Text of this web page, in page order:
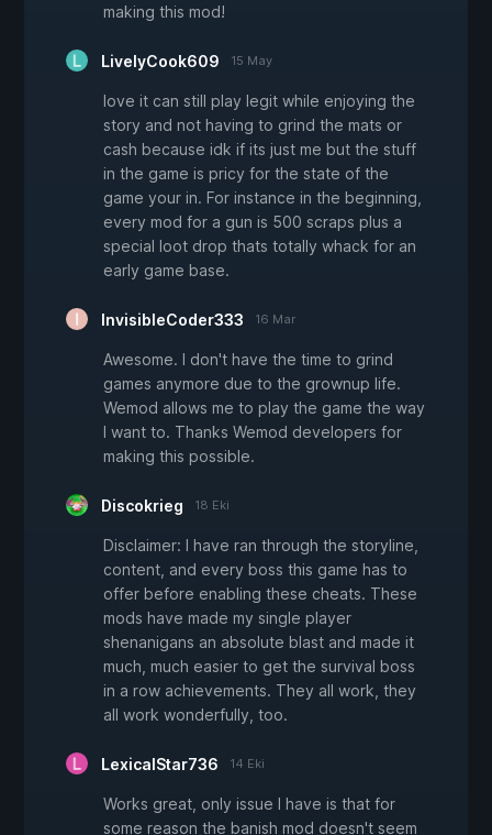
making this mod!
LivelyCook609 15 May
love it can still play legit while enjoying the
story and not having to grind the mats or
cash because idk if its just me but the stuff
in the game is pricy for the state of the
game your in. For instance in the beginning,
every mod for a gun is 500 scraps plus a
special loot drop thats totally whack for an
early game base.
InvisibleCoder333 16 Mar
Awesome. I don't have the time to grind
games anymore due to the grownup life.
Wemod allows me to play the game the way
I want to. Thanks Wemod developers for
making this possible.
Discokrieg 18 Eki
Disclaimer: I have ran through the storyline,
content, and every boss this game has to
offer before enabling these cheats. These
mods have made my single player
shenanigans an absolute blast and made it
much, much easier to get the survival boss
in a row achievements. They all work, they
all work wonderfully, too.
LexicalStar736 14 Eki
Works great, only issue I have is that for
some reason the banish mod doesn't seem